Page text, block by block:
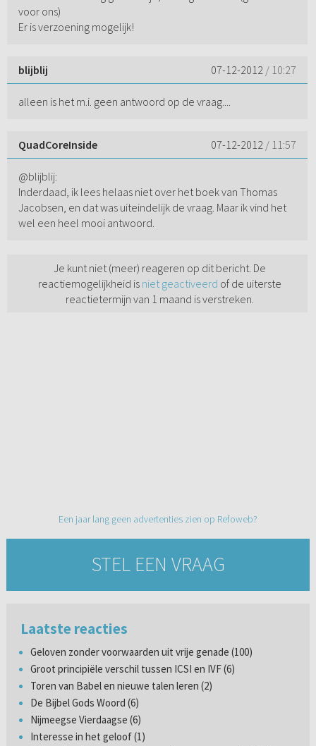
voor ons)
Er is verzoening mogelijk!
blijblij 07-12-2012 / 10:27
alleen is het m.i. geen antwoord op de vraag....
QuadCoreInside 07-12-2012 / 11:57
@blijblij:
Inderdaad, ik lees helaas niet over het boek van Thomas
Jacobsen, en dat was uiteindelijk de vraag. Maar ik vind het
wel een heel mooi antwoord.
Je kunt niet (meer) reageren op dit bericht. De
reactiemogelijkheid is niet geactiveerd of de uiterste
reactietermijn van 1 maand is verstreken.
Een jaar lang geen advertenties zien op Refoweb?
STEL EEN VRAAG
Laatste reacties
Geloven zonder voorwaarden uit vrije genade (100)
Groot principiële verschil tussen ICSI en IVF (6)
Toren van Babel en nieuwe talen leren (2)
De Bijbel Gods Woord (6)
Nijmeegse Vierdaagse (6)
Interesse in het geloof (1)